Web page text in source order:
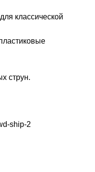
классической
струн.